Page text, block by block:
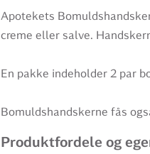
Apotekets
creme eller salve.
En pakke indeholder 2 par
Bomuldshandskerne fås
Produktfordele og